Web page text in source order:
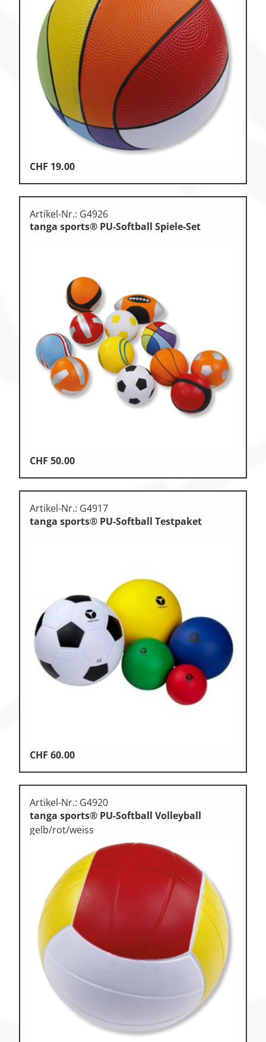
CHF 19.00
Artikel-Nr.: G4926
tanga sports® PU-Softball Spiele-Set
CHF 50.00
Artikel-Nr.: G4917
tanga sports® PU-Softball Testpaket
CHF 60.00
Artikel-Nr.: G4920
tanga sports® PU-Softball Volleyball
gelb/rot/weiss